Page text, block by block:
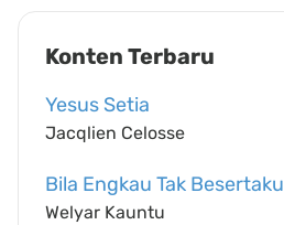
Konten Terbaru
Yesus Setia
Jacqlien Celosse
Bila Engkau Tak Besertaku
Welyar Kauntu